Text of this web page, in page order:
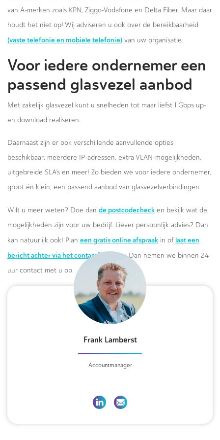
van A-merken zoals KPN, Ziggo-Vodafone en Delta Fiber. Maar daar
houdt het niet op! Wij adviseren u ook over de bereikbaarheid
(vaste telefonie en mobiele telefonie) van uw organisatie.
Voor iedere ondernemer een
passend glasvezel aanbod
Met zakelijk glasvezel kunt u snelheden tot maar liefst 1 Gbps up-
en download realiseren.
Daarnaast zijn er ook verschillende aanvullende opties
beschikbaar; meerdere IP-adressen, extra VLAN-mogelijkheden,
uitgebreide SLA’s en meer! Zo bieden we voor iedere ondernemer,
groot én klein, een passend aanbod van glasvezelverbindingen.
Wilt u meer weten? Doe dan de postcodecheck en bekijk wat de
mogelijkheden zijn voor uw bedrijf. Liever persoonlijk advies? Dan
kan natuurlijk ook! Plan een gratis online afspraak in of laat een
bericht achter via het contactformulier.Dan nemen we binnen 24
uur contact met u op.
Frank Lamberst
Accountmanager